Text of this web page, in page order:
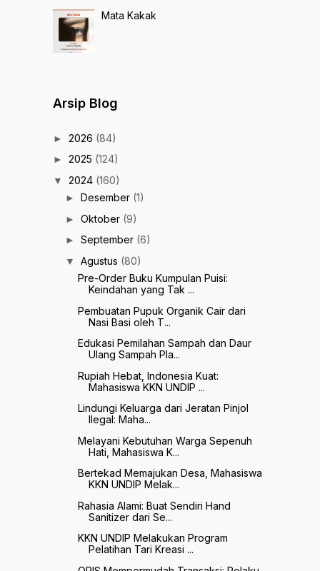
Mata Kakak
Arsip Blog
► 2026 (84)
► 2025 (124)
▼ 2024 (160)
► Desember (1)
► Oktober (9)
► September (6)
▼ Agustus (80)
Pre-Order Buku Kumpulan Puisi:
Keindahan yang Tak ...
Pembuatan Pupuk Organik Cair dari
Nasi Basi oleh T...
Edukasi Pemilahan Sampah dan Daur
Ulang Sampah Pla...
Rupiah Hebat, Indonesia Kuat:
Mahasiswa KKN UNDIP ...
Lindungi Keluarga dari Jeratan Pinjol
Ilegal: Maha...
Melayani Kebutuhan Warga Sepenuh
Hati, Mahasiswa K...
Bertekad Memajukan Desa, Mahasiswa
KKN UNDIP Melak...
Rahasia Alami: Buat Sendiri Hand
Sanitizer dari Se...
KKN UNDIP Melakukan Program
Pelatihan Tari Kreasi ...